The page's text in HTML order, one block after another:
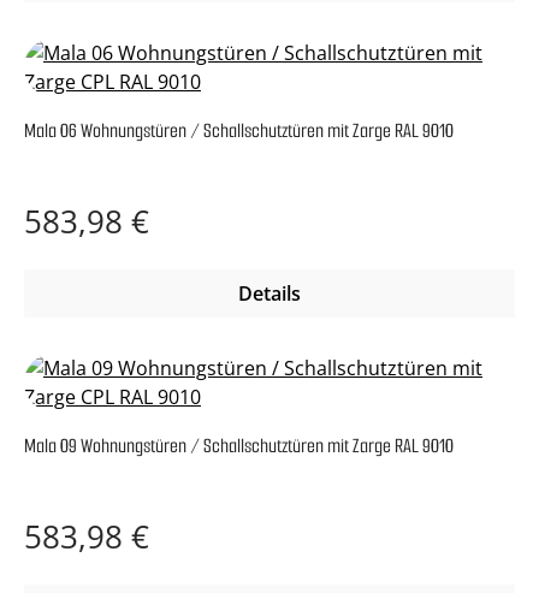
Mala 06 Wohnungstüren / Schallschutztüren mit Zarge RAL 9010
Regulärer Preis:
583,98 €
Details
Mala 09 Wohnungstüren / Schallschutztüren mit Zarge RAL 9010
Regulärer Preis:
583,98 €